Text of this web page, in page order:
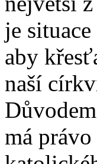
je
aby
naší
má